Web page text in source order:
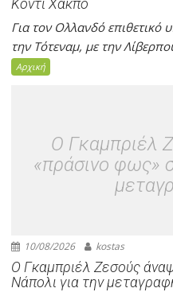
Κόντι Χάκπο
Για τον Ολλανδό επιθετικό
την Τότεναμ, με την
Αρχική
O Γκαμπριέλ
«πράσινο φως»
10/08/2026 kostas
O Γκαμπριέλ Ζεσούς
Νάπολι για την